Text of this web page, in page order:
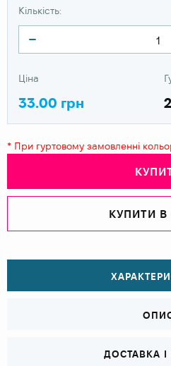
Кількість:
Ціна
33.00 грн
* При гуртовому замовленні
КУПИТИ В
ДОСТАВКА